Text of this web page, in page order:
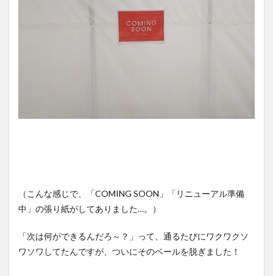
（こんな感じで、「COMING SOON」「リニューアル準備
中」の張り紙がしてありました…。）
「次は何ができるんだろ～？」って、通るたびにワクワクソ
ワソワしてたんですが、ついにそのベールを脱ぎました！